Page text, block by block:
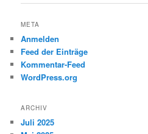
META
Anmelden
Feed der Einträge
Kommentar-Feed
WordPress.org
ARCHIV
Juli 2025